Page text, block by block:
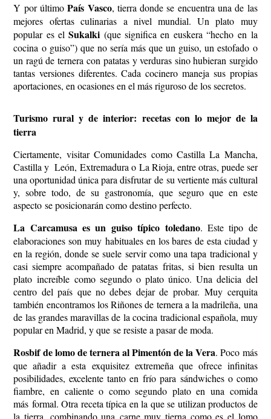
Y por últimoPaís Vasco, tierra donde se encuentra una de las
mejores ofertas culinarias a nivel mundial. Un plato muy
popular es elSukalki (que significa en euskera “hecho en la
cocina o guiso”) que no sería más que un guiso, un estofado o
un ragú de ternera con patatas y verduras sino hubieran surgido
tantas versiones diferentes. Cada cocinero maneja sus propias
aportaciones, en ocasiones en el más riguroso de los secretos.
Turismo rural y de interior: recetas con lo mejor de la
tierra
Ciertamente, visitar Comunidades como Castilla La Mancha,
Castilla y León, Extremadura o La Rioja, entre otras, puede ser
una oportunidad única para disfrutar de su vertiente más cultural
y, sobre todo, de su gastronomía, que seguro que en este
aspecto se posicionarán como destino perfecto.
La Carcamusa es un guiso típico toledano. Este tipo de
elaboraciones son muy habituales en los bares de esta ciudad y
en la región, donde se suele servir como una tapa tradicional y
casi siempre acompañado de patatas fritas, si bien resulta un
plato increíble como segundo o plato único. Una delicia del
centro del país que no debes dejar de probar. Muy cerquita
también encontramos los Riñones de ternera a la madrileña, una
de las grandes maravillas de la cocina tradicional española, muy
popular en Madrid, y que se resiste a pasar de moda.
Rosbif de lomo de ternera al Pimentón de la Vera. Poco más
que añadir a esta exquisitez extremeña que ofrece infinitas
posibilidades, excelente tanto en frío para sándwiches o como
fiambre, en caliente o como segundo plato en una comida
más formal. Otra receta típica en la que se utilizan productos de
la tierra, combinando una carne muy tierna como es el lomo